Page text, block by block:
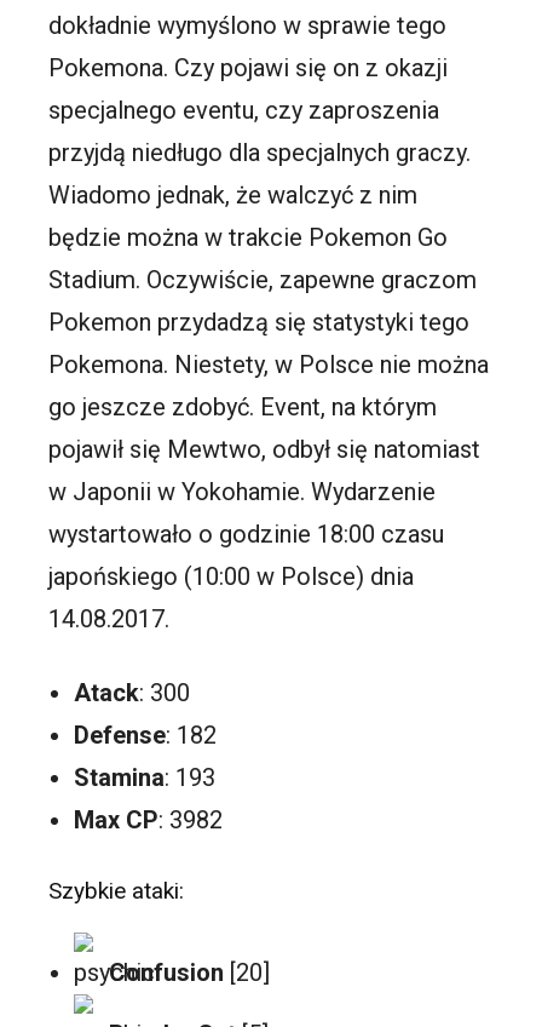
dokładnie wymyślono w sprawie tego
Pokemona. Czy pojawi się on z okazji
specjalnego eventu, czy zaproszenia
przyjdą niedługo dla specjalnych graczy.
Wiadomo jednak, że walczyć z nim
będzie można w trakcie Pokemon Go
Stadium. Oczywiście, zapewne graczom
Pokemon przydadzą się statystyki tego
Pokemona. Niestety, w Polsce nie można
go jeszcze zdobyć. Event, na którym
pojawił się Mewtwo, odbył się natomiast
w Japonii w Yokohamie. Wydarzenie
wystartowało o godzinie 18:00 czasu
japońskiego (10:00 w Polsce) dnia
14.08.2017.
Atack: 300
Defense: 182
Stamina: 193
Max CP: 3982
Szybkie ataki:
Confusion [20]